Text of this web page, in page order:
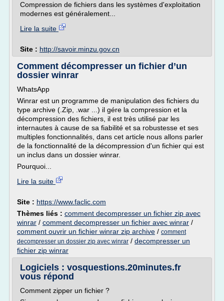
Compression de fichiers dans les systèmes d'exploitation
modernes est généralement...
Lire la suite
Site : http://savoir.minzu.gov.cn
Comment décompresser un fichier d’un
dossier winrar
WhatsApp
Winrar est un programme de manipulation des fichiers du
type archive (.Zip, .war ...) il gére la compression et la
décompression des fichiers, il est très utilisé par les
internautes à cause de sa fiabilité et sa robustesse et ses
multiples fonctionnalités, dans cet article nous allons parler
de la fonctionnalité de la décompression d'un fichier qui est
un inclus dans un dossier winrar.
Pourquoi...
Lire la suite
Site : https://www.faclic.com
Thèmes liés : comment decompresser un fichier zip avec
winrar / comment decompresser un fichier avec winrar /
comment ouvrir un fichier winrar zip archive / comment
decompresser un dossier zip avec winrar / decompresser un
fichier zip winrar
Logiciels : vosquestions.20minutes.fr
vous répond
Comment zipper un fichier ?